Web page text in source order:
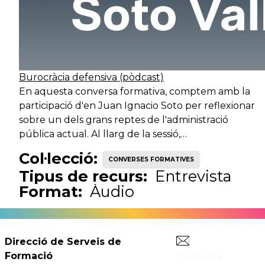
administratiu
Suport
operatiu
Serveis d'acció
ciutadana
Suport
operatiu
Serveis d'acció
Suport
operatiu
Serveis d'acció
ciutadana
Suport
operatiu
Serveis de
Burocràcia defensiva (pòdcast)
En aquesta conversa formativa, comptem amb la
participació d'en Juan Ignacio Soto per reflexionar
sobre un dels grans reptes de l'administració
pública actual. Al llarg de la sessió,…
Col·lecció: CONVERSES FORMATIVES
Tipus de recurs: Entrevista
Format: Àudio
Direcció de Serveis de
Formació